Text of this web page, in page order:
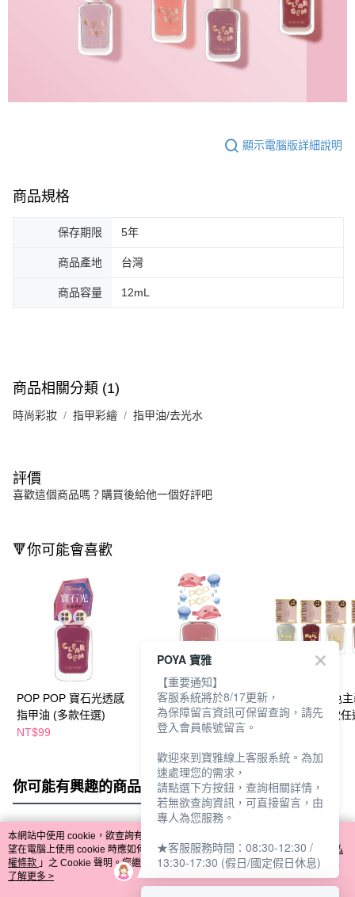
顯示電腦版詳細說明
商品規格
保存期限 5年
商品產地 台灣
商品容量 12mL
商品相關分類 (1)
時尚彩妝 指甲彩繪 指甲油/去光水
評價
喜歡這個商品嗎？購買後給他一個好評吧
🔻你可能會喜歡
POP POP 寶石光透感
指甲油 (多款任選)
NT$99
POP POP玩色主義指
甲油12ml-多款任選
NT$99
POP POP 玩色
甲油12ml-多款任
你可能有興趣的商品 全站排行
熱門標籤
本網站中使用 cookie，欲查詢有關本網站使用 cookie 方式之詳情，及若您不希
望在電腦上使用 cookie 時應如何變更電腦的 cookie 設定，請參閱本網站「
隱私
權條款 」之 Cookie 聲明。您繼續使用本網站即表示您同意本公司得按本網站使
用條款之 Cookie 聲明使用 cookie。
了解更多 >
POYA 寶雅
【重要通知】
客服系統將於8/17更新，
為保障留言資訊可保留查詢，請先
登入會員帳號留言。
歡迎來到寶雅線上客服系統。為加
速處理您的需求，
請點選下方按鈕，查詢相關詳情，
若無欲查詢資訊，可直接留言，由
專人為您服務。
★客服服務時間：08:30-12:30 /
13:30-17:30 (假日/國定假日休息)